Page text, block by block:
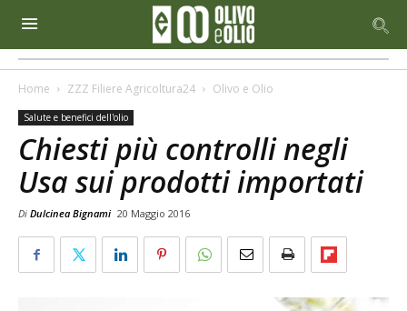
Home ZZZ Filiere Agricoltura24 Olivo e Olio
Salute e benefici dell'olio
Chiesti più controlli negli
Usa sui prodotti importati
Di Dulcinea Bignami 20 Maggio 2016